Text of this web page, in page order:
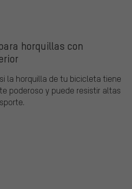
horquillas con
la horquilla de tu bicicleta tiene
poderoso y puede resistir altas